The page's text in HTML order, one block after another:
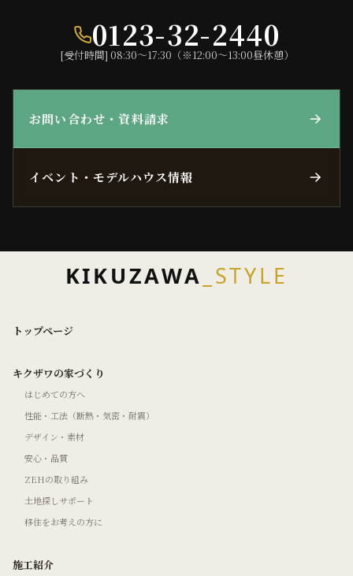
0123-32-2440
[受付時間] 08:30〜17:30（※12:00〜13:00昼休憩）
お問い合わせ・資料請求
イベント・モデルハウス情報
KIKUZAWA _STYLE
トップページ
キクザワの家づくり
はじめての方へ
性能・工法（断熱・気密・耐震）
デザイン・素材
安心・品質
ZEHの取り組み
土地探しサポート
移住をお考えの方に
施工紹介